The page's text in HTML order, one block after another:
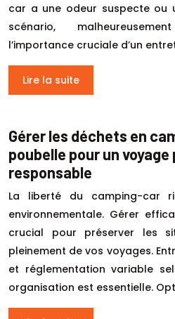
car a une odeur suspecte ou
scénario,
l’importance cruciale d’un
Lire la suite
Gérer les déchets en
poubelle pour un
responsable
La liberté du camping-car
environnementale. Gérer
crucial pour préserver les
pleinement de vos voyages.
et réglementation variable
organisation est essentielle.